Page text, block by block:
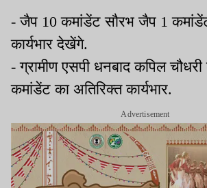
- जैप 10 कमांडेंट सौरभ जैप 1
कार्यभार देखेंगे.
- ग्रामीण एसपी धनबाद कपिल
कमांडेंट का अतिरिक्त कार्यभार.
Advertisement